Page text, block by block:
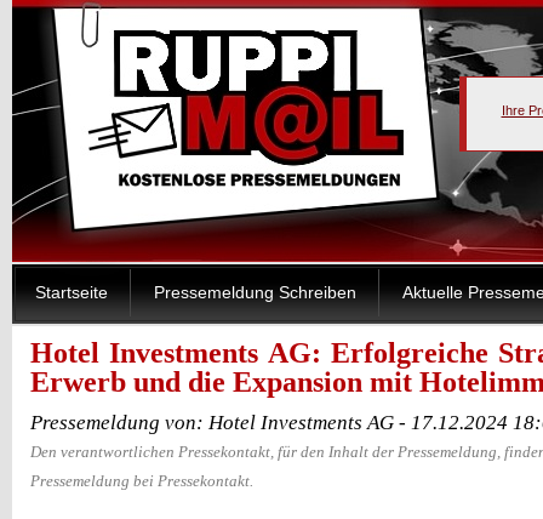
Ihre
Startseite Pressemeldung Schreiben Aktuelle
Hotel Investments AG: Erfolgreiche
Erwerb und die Expansion mit
Pressemeldung von: Hotel Investments AG - 17.12.2024
Den verantwortlichen Pressekontakt, für den Inhalt der Pressemeldung,
Pressemeldung bei Pressekontakt.